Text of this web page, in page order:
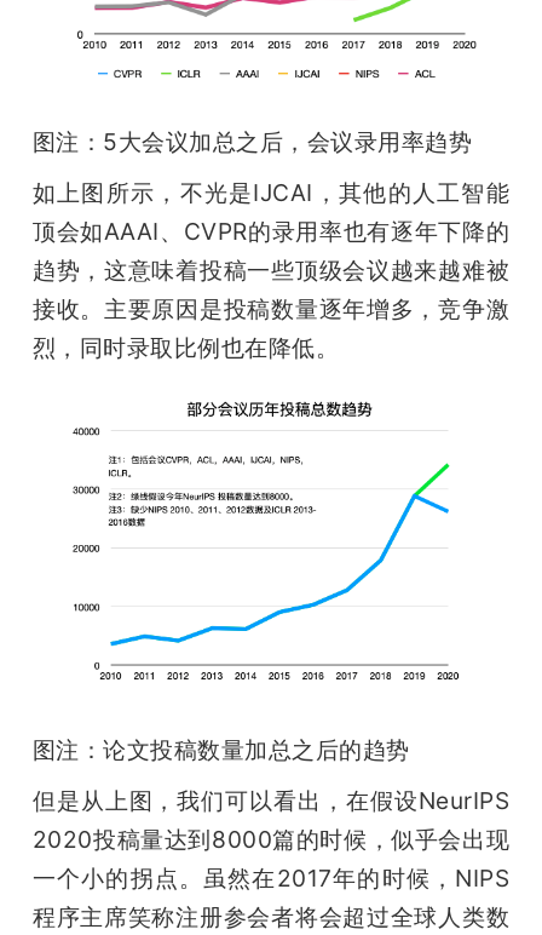
图注：5大会议加总之后，会议录用率趋势
如上图所示，不光是IJCAI，其他的人工智能
顶会如AAAI、CVPR的录用率也有逐年下降的
趋势，这意味着投稿一些顶级会议越来越难被
接收。主要原因是投稿数量逐年增多，竞争激
烈，同时录取比例也在降低。
图注：论文投稿数量加总之后的趋势
但是从上图，我们可以看出，在假设NeurIPS
2020投稿量达到8000篇的时候，似乎会出现
一个小的拐点。虽然在2017年的时候，NIPS
程序主席笑称注册参会者将会超过全球人类数